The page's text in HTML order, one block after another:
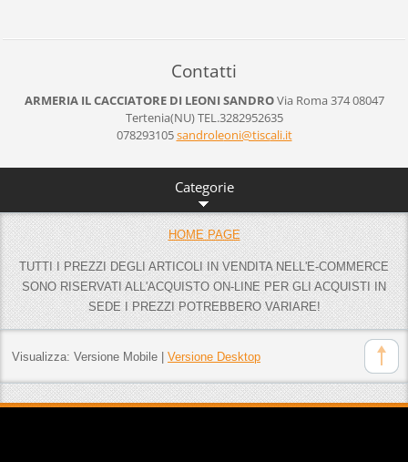
Contatti
ARMERIA IL CACCIATORE DI LEONI SANDROVia Roma 37408047
Tertenia(NU)TEL.3282952635
078293105sandroleoni@tiscali.it
Categorie
HOME PAGE
TUTTI I PREZZI DEGLI ARTICOLI IN VENDITA NELL'E-COMMERCE
SONO RISERVATI ALL'ACQUISTO ON-LINE PER GLI ACQUISTI IN
SEDE I PREZZI POTREBBERO VARIARE!
Visualizza: Versione Mobile| Versione Desktop